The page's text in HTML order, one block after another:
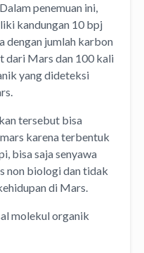
penemuan ini,
kandungan 10 bpj
dengan jumlah karbon
dari Mars dan 100 kali
yang dideteksi
tersebut bisa
karena terbentuk
bisa saja senyawa
non biologi dan tidak
di Mars.
molekul organik